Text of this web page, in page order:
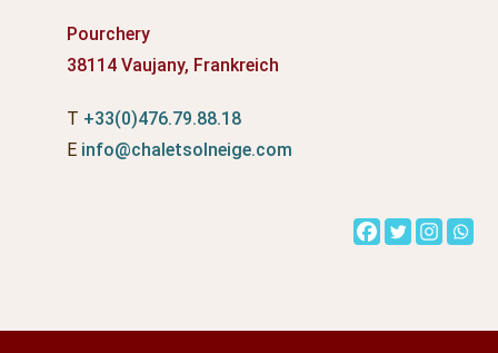
Pourchery
38114 Vaujany, Frankreich
T +33(0)476.79.88.18
E info@chaletsolneige.com